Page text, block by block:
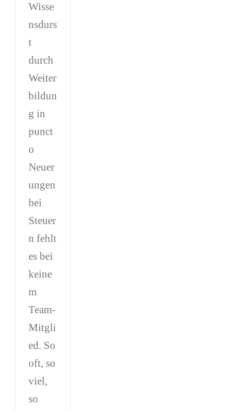
Wisse
nsdurs
t
durch
Weiter
bildun
g in
punct
o
Neuer
ungen
bei
Steuer
n fehlt
es bei
keine
m
Team-
Mitgli
ed. So
oft, so
viel,
so